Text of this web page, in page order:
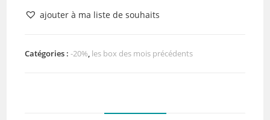
La
Juin
ajouter à ma liste de souhaits
Catégories :-20% les box des mois précédents